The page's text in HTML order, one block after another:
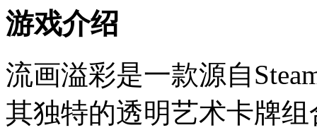
游戏介绍
流画溢彩是一款源自
其独特的透明艺术卡牌